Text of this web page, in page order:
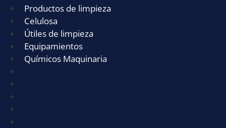
Productos de limpieza
Celulosa
Útiles de limpieza
Equipamientos
Químicos Maquinaria